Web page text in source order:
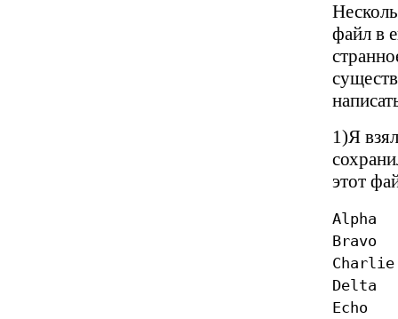
файл в
1)Я
этот
Alpha
Bravo
Charlie
Delta
Echo